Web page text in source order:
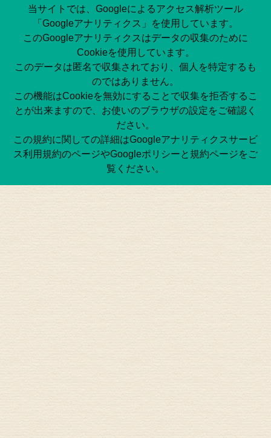
当サイトでは、Googleによるアクセス解析ツール
「Googleアナリティクス」を使用しています。
このGoogleアナリティクスはデータの収集のために
Cookieを使用しています。
このデータは匿名で収集されており、個人を特定するも
のではありません。
この機能はCookieを無効にすることで収集を拒否するこ
とが出来ますので、お使いのブラウザの設定をご確認く
ださい。
この規約に関しての詳細はGoogleアナリティクスサービ
ス利用規約のページやGoogleポリシーと規約ページをご
覧ください。